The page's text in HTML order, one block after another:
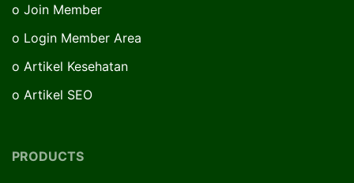
o Join Member
o Login Member Area
o Artikel Kesehatan
o Artikel SEO
PRODUCTS